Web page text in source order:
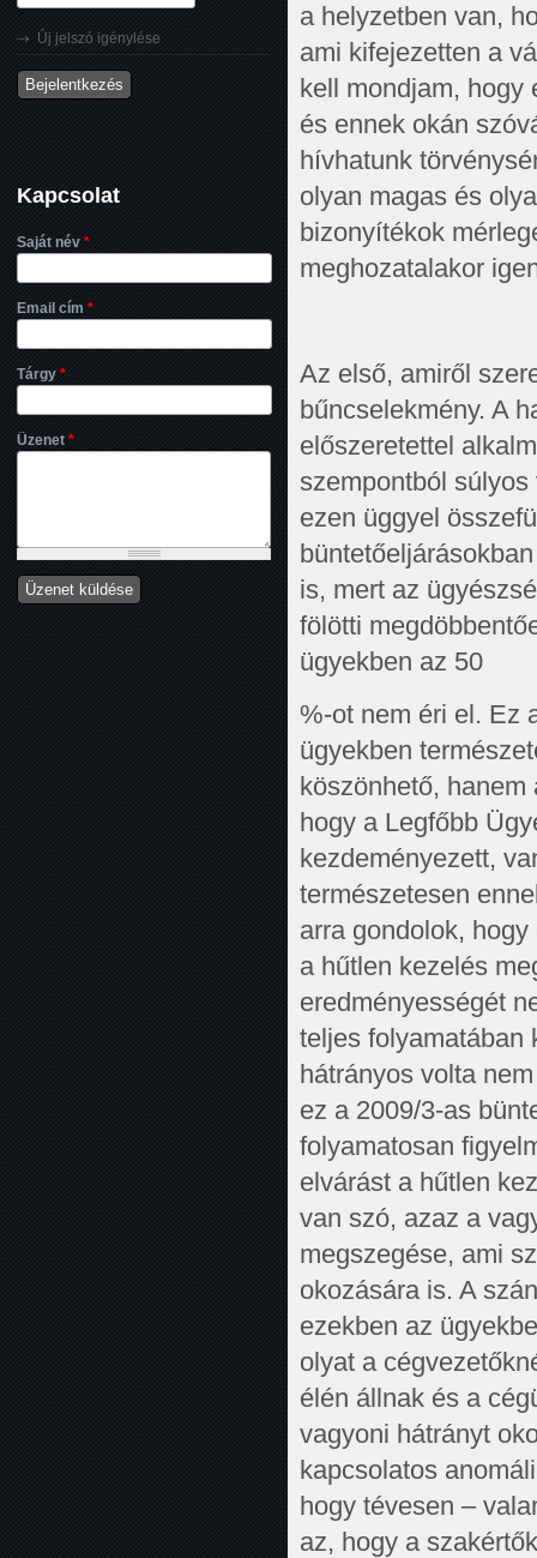
a helyzetben van,
ami kifejezetten a
kell mondjam, hogy
és ennek okán
hívhatunk
olyan magas és
bizonyítékok
meghozatalakor
Az első, amiről
bűncselekmény. A
előszeretettel
szempontból
ezen üggyel
is, mert az
fölötti
ügyekben az 50
%-ot nem éri el. Ez
ügyekben
köszönhető,
hogy a Legfőbb
kezdeményezett,
természetesen
arra gondolok,
a hűtlen kezelés
eredményességét
teljes folyamatában
hátrányos volta
ez a 2009/3-as
folyamatosan
elvárást a hűtlen
van szó, azaz a
megszegése, ami
okozására is. A
ezekben az
olyat a
élén állnak és a
vagyoni hátrányt
kapcsolatos
hogy tévesen –
az, hogy a
Új jelszó igénylése
Kapcsolat
Saját név *
Email cím *
Tárgy *
Üzenet *